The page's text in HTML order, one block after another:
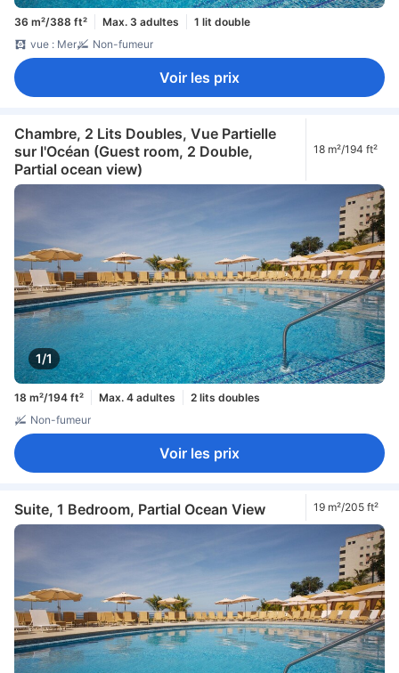
36 m²/388 ft² Max. 3 adultes
1 lit double
vue : Mer
Non-fumeur
Voir les prix
Chambre, 2 Lits Doubles, Vue Partielle
sur l'Océan (Guest room, 2 Double,
Partial ocean view)
18 m²/194 ft²
1/1
18 m²/194 ft² Max. 4 adultes
2 lits doubles
Non-fumeur
Voir les prix
Suite, 1 Bedroom, Partial Ocean View 19 m²/205 ft²